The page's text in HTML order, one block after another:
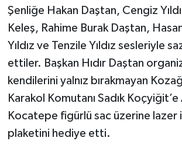
Şenliğe Hakan Daştan, Cengiz
Keleş, Rahime Burak Daştan,
Yıldız ve Tenzile Yıldız sesleriyle
ettiler. Başkan Hıdır Daştan
kendilerini yalnız bırakmayan
Karakol Komutanı Sadık
Kocatepe figürlü sac üzerine lazer
plaketini hediye etti.